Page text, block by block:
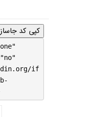
کپی کد
if